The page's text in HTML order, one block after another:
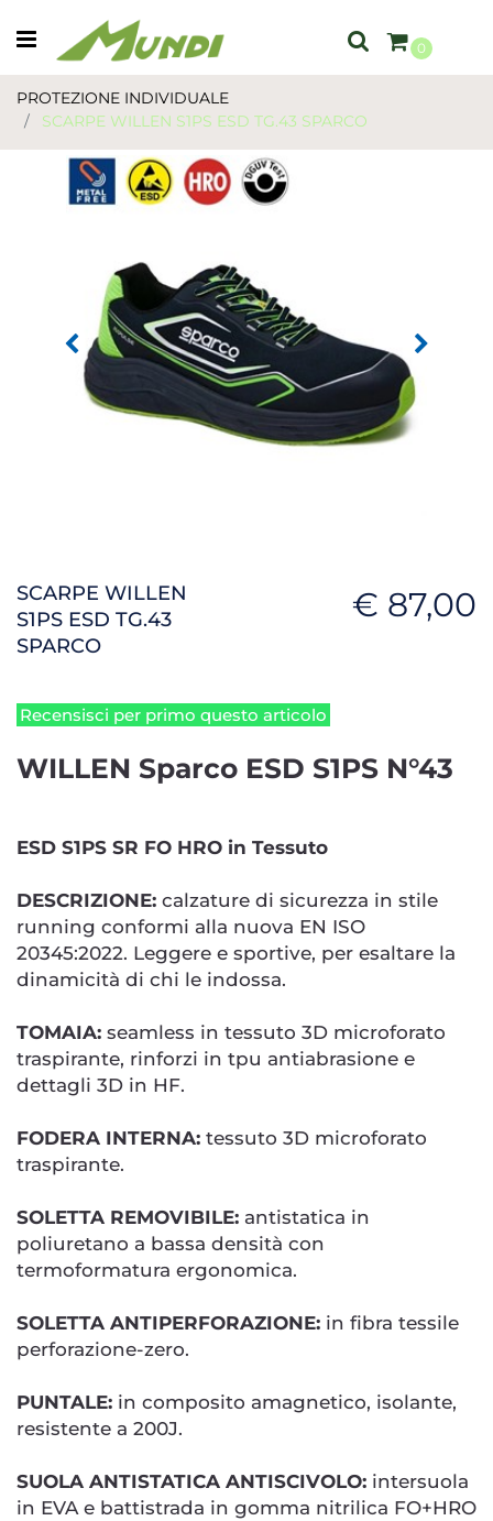
Open menu
0
PROTEZIONE INDIVIDUALE
SCARPE WILLEN S1PS ESD TG.43 SPARCO
SCARPE WILLEN
S1PS ESD TG.43
SPARCO
€ 87,00
Recensisci per primo questo articolo
WILLEN Sparco ESD S1PS N°43
ESD S1PS SR FO HRO in Tessuto
DESCRIZIONE: calzature di sicurezza in stile
running conformi alla nuova EN ISO
20345:2022. Leggere e sportive, per esaltare la
dinamicità di chi le indossa.
TOMAIA: seamless in tessuto 3D microforato
traspirante, rinforzi in tpu antiabrasione e
dettagli 3D in HF.
FODERA INTERNA: tessuto 3D microforato
traspirante.
SOLETTA REMOVIBILE: antistatica in
poliuretano a bassa densità con
termoformatura ergonomica.
SOLETTA ANTIPERFORAZIONE: in fibra tessile
perforazione-zero.
PUNTALE: in composito amagnetico, isolante,
resistente a 200J.
SUOLA ANTISTATICA ANTISCIVOLO: intersuola
in EVA e battistrada in gomma nitrilica FO+HRO